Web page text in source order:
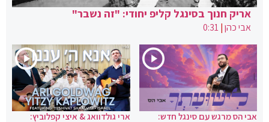
אריק חנוך בסינגל קליפ יחודי: "זה נשבר"
אבי כהן|
0:31
אבי הס מרגש עם סינגל חדש:
ארי גולדוואג & איצי קפלוביץ: